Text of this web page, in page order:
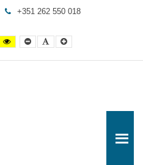
+351 262 550 018
Yellow
and
contrast
Smaller
Font
Letra
por
Letra
maior